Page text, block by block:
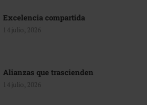
Excelencia compartida
14 julio, 2026
Alianzas que trascienden
14 julio, 2026